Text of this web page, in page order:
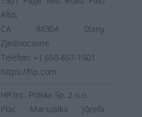
Alto,
CA 94304 Stany
Zjednoczone
Telefon: +1 650-857-1501
https://hp.com
HP Inc. Polska Sp. z o.o.
Plac Marszałka Józefa